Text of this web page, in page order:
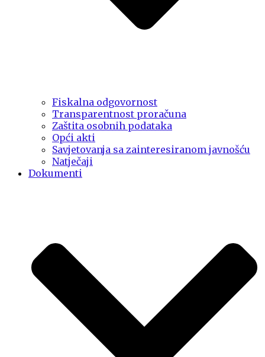
Fiskalna odgovornost
Transparentnost proračuna
Zaštita osobnih podataka
Opći akti
Savjetovanja sa zainteresiranom javnošću
Natječaji
Dokumenti